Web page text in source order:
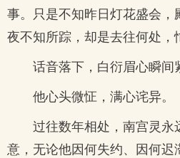
事。只是不知昨日灯花盛会
夜不知所踪，却是去往何处，
话音落下，白衍眉心瞬间
他心头微怔，满心诧异。
过往数年相处，南宫灵永
意，无论他因何失约、因何